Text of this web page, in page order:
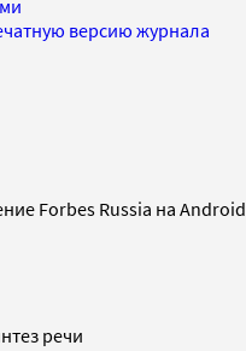
версию журнала
Forbes Russia на Android
речи